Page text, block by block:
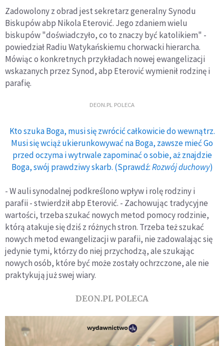
Zadowolony z obrad jest sekretarz generalny Synodu
Biskupów abp Nikola Eterović. Jego zdaniem wielu
biskupów "doświadczyło, co to znaczy być katolikiem" -
powiedział Radiu Watykańskiemu chorwacki hierarcha.
Mówiąc o konkretnych przykładach nowej ewangelizacji
wskazanych przez Synod, abp Eterović wymienił rodzinę i
parafię.
DEON.PL POLECA
Kto szuka Boga, musi się zwrócić całkowicie do wewnątrz.
Musi się wciąż ukierunkowywać na Boga, zawsze mieć Go
przed oczyma i wytrwale zapominać o sobie, aż znajdzie
Boga, swój prawdziwy skarb. (Sprawdź:Rozwój duchowy)
- W auli synodalnej podkreślono wpływ i rolę rodziny i
parafii - stwierdził abp Eterović. - Zachowując tradycyjne
wartości, trzeba szukać nowych metod pomocy rodzinie,
którą atakuje się dziś z różnych stron. Trzeba też szukać
nowych metod ewangelizacji w parafii, nie zadowalając się
jedynie tymi, którzy do niej przychodzą, ale szukając
nowych osób, które być może zostały ochrzczone, ale nie
praktykują już swej wiary.
DEON.PL POLECA